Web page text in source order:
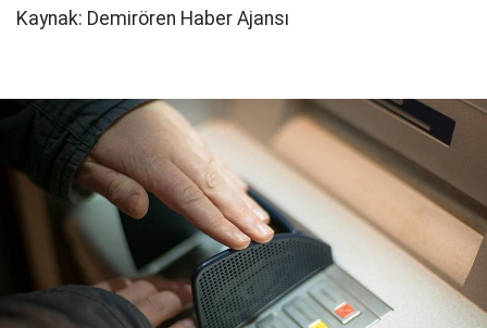
Kaynak: Demirören Haber Ajansı